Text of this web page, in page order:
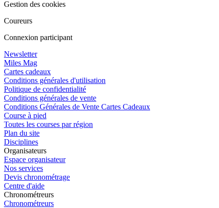
Gestion des cookies
Coureurs
Connexion participant
Newsletter
Miles Mag
Cartes cadeaux
Conditions générales d'utilisation
Politique de confidentialité
Conditions générales de vente
Conditions Générales de Vente Cartes Cadeaux
Course à pied
Toutes les courses par région
Plan du site
Disciplines
Organisateurs
Espace organisateur
Nos services
Devis chronométrage
Centre d'aide
Chronométreurs
Chronométreurs